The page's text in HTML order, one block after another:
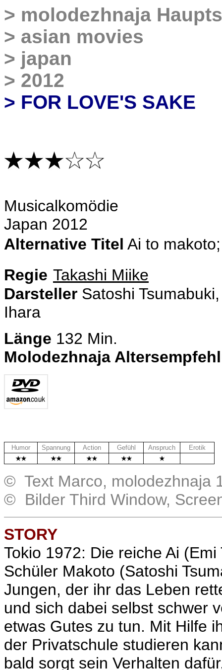
> molodezhnaja
> asian movies
> japan
> 2012
> FOR LOVE'S SAKE
Musicalkomödie
Japan 2012
Alternative Titel Ai to makoto
Regie Takashi Miike
Darsteller Satoshi
Ihara
Länge 132 Min.
Molodezhnaja
Humor Spannung Action Gefühl Anspruch
Erotik
© Text Marco, molodezhnaja
© Bilder Third Window,
STORY
Tokio 1972: Die reiche Ai
Schüler Makoto (Satoshi
Jungen, der ihr das Leben
und sich dabei selbst schwer
etwas Gutes zu tun. Mit Hilfe
der Privatschule studieren
bald sorgt sein Verhalten